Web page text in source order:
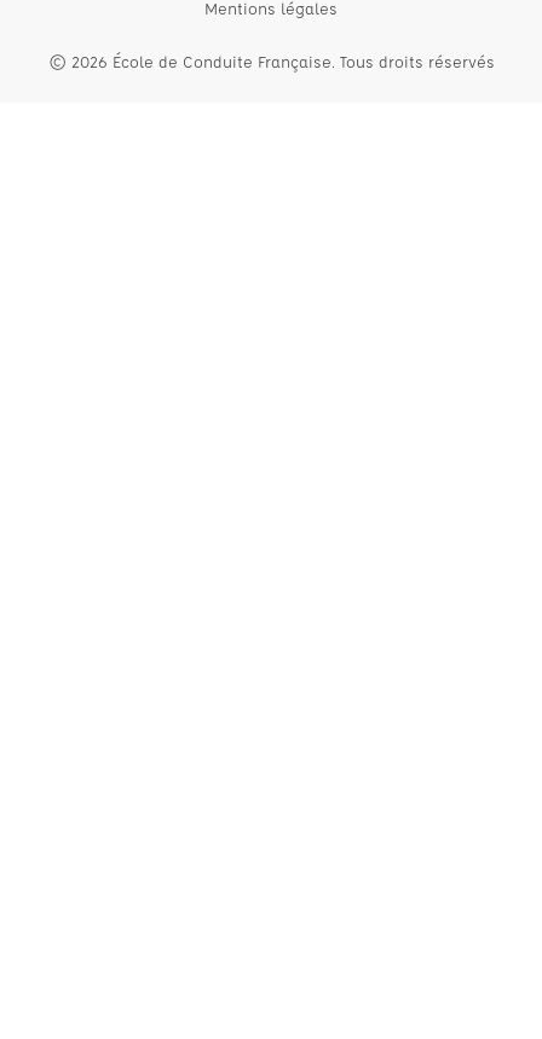
Mentions légales
© 2026 École de Conduite Française. Tous droits réservés